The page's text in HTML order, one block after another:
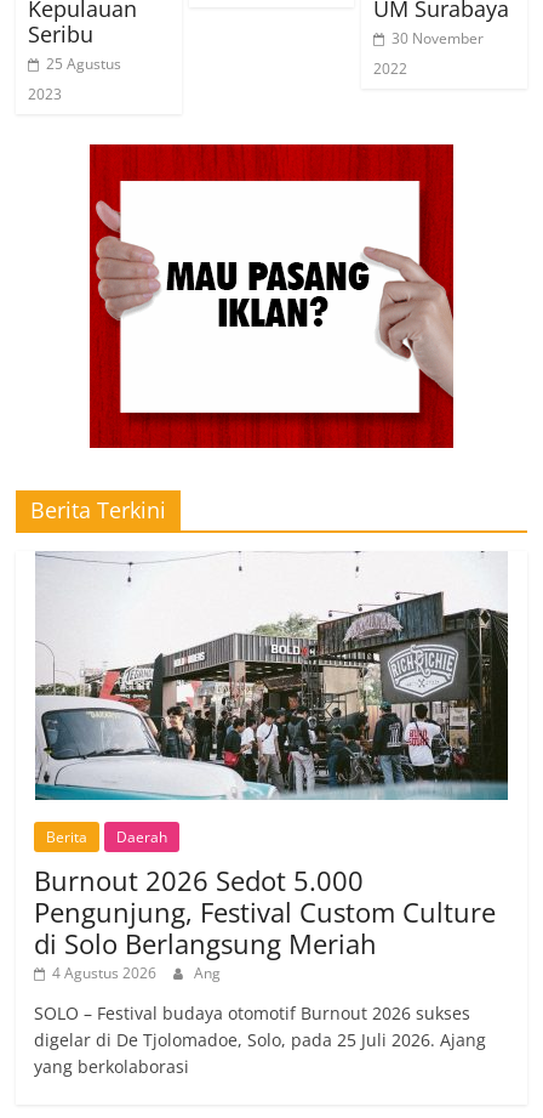
Kepulauan
Seribu
25 Agustus
2023
UM Surabaya
30 November
2022
Berita Terkini
Berita Daerah
Burnout 2026 Sedot 5.000
Pengunjung, Festival Custom Culture
di Solo Berlangsung Meriah
4 Agustus 2026 Ang
SOLO – Festival budaya otomotif Burnout 2026 sukses
digelar di De Tjolomadoe, Solo, pada 25 Juli 2026. Ajang
yang berkolaborasi